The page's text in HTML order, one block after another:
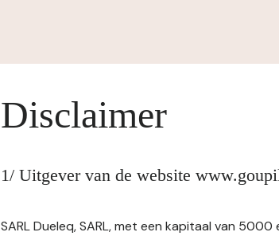
Disclaimer
1/ Uitgever van de website
SARL Dueleq, SARL, met een kapitaal van